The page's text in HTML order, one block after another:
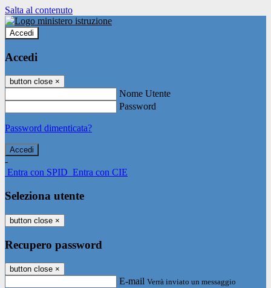
Salta al contenuto
Accedi
Accedi
button close ×
Nome Utente
Password
Password dimenticata?
-
Entra con SPID Entra con CIE
Seleziona utente
button close ×
Recupero password
button close ×
E-mail Verrà inviato un messaggio